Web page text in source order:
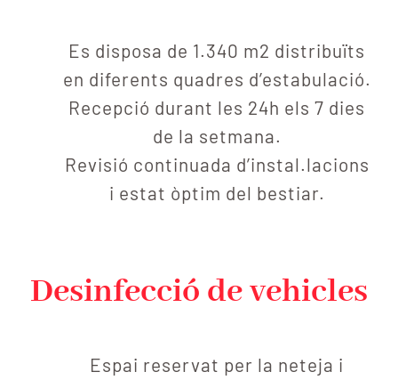
Es disposa de 1.340 m2 distribuïts
en diferents quadres d’estabulació.
Recepció durant les 24h els 7 dies
de la setmana.
Revisió continuada d’instal.lacions
i estat òptim del bestiar.
Desinfecció de vehicles
Espai reservat per la neteja i